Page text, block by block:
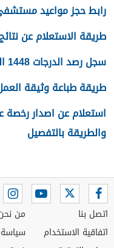
رابط حجز مواعيد
طريقة الاستعلام عن نتائج
سجل رصد الدرجات 1448 المرحلة الابتدائية
طريقة طباعة وثيقة العمل
والطريقة بالتفصيل
اتصل بنا
اتفاقية الاستخدام
من